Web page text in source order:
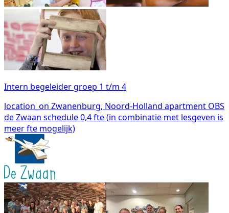
Intern begeleider groep 1 t/m 4
location_on Zwanenburg, Noord-Holland apartment OBS
de Zwaan schedule0,4 fte (in combinatie met lesgeven is
meer fte mogelijk)